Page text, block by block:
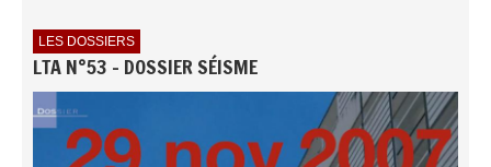
LES DOSSIERS
LTA N°53 - DOSSIER SÉISME